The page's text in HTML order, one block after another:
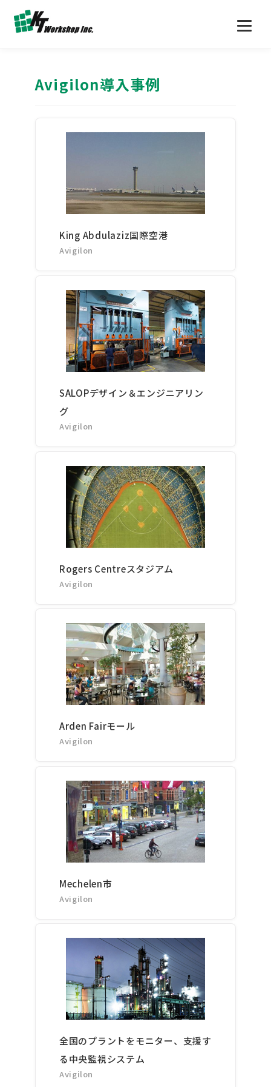
Avigilon導入事例
King Abdulaziz国際空港
Avigilon
SALOPデザイン＆エンジニアリン
グ
Avigilon
Rogers Centreスタジアム
Avigilon
Arden Fairモール
Avigilon
Mechelen市
Avigilon
全国のプラントをモニター、支援す
る中央監視システム
Avigilon